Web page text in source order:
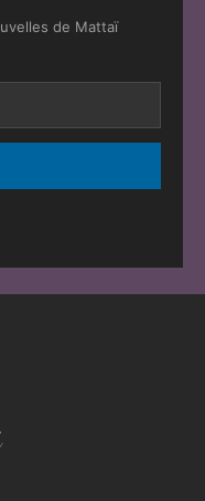
de Mattaï